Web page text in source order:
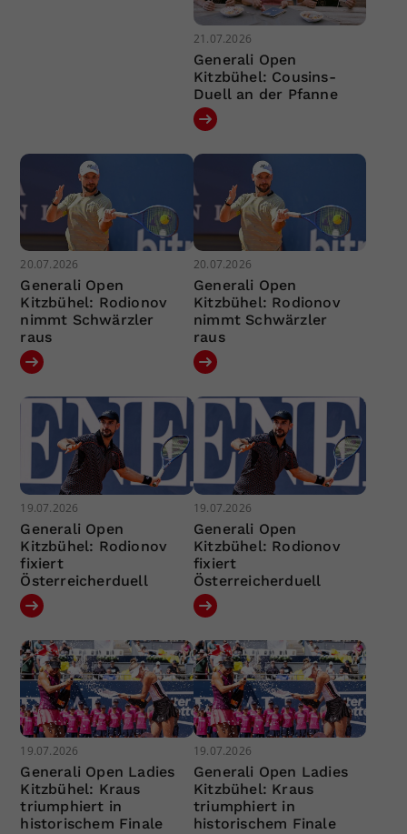
21.07.2026
Generali Open
Kitzbühel: Cousins-
Duell an der Pfanne
20.07.2026
Generali Open
Kitzbühel: Rodionov
nimmt Schwärzler
raus
20.07.2026
Generali Open
Kitzbühel: Rodionov
nimmt Schwärzler
raus
19.07.2026
Generali Open
Kitzbühel: Rodionov
fixiert
Österreicherduell
19.07.2026
Generali Open
Kitzbühel: Rodionov
fixiert
Österreicherduell
19.07.2026
Generali Open Ladies
Kitzbühel: Kraus
triumphiert in
historischem Finale
19.07.2026
Generali Open Ladies
Kitzbühel: Kraus
triumphiert in
historischem Finale